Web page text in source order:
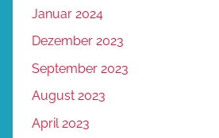
Januar 2024
Dezember 2023
September 2023
August 2023
April 2023